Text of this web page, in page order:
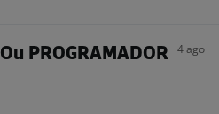
PROGRAMADOR
4 ago